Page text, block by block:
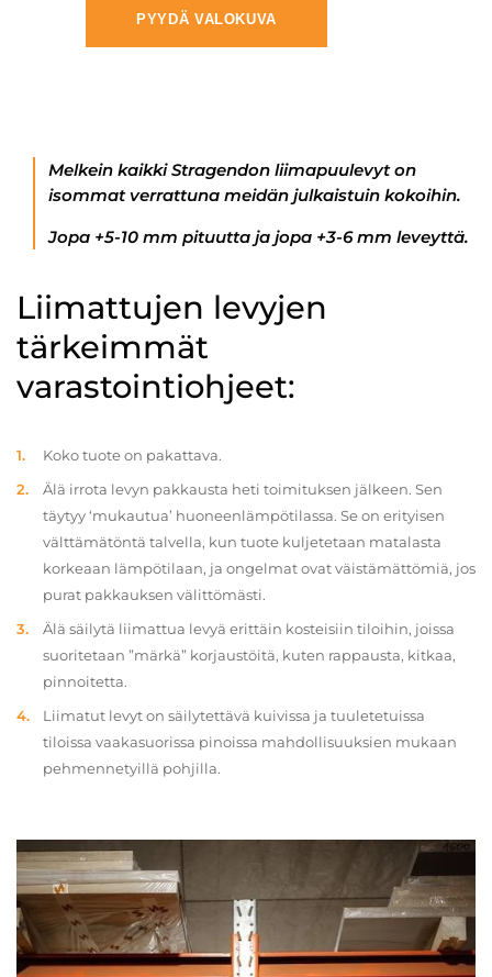
PYYDÄ VALOKUVA
Melkein kaikki Stragendon liimapuulevyt on
isommat verrattuna meidän julkaistuin kokoihin.
Jopa +5-10 mm pituutta ja jopa +3-6 mm leveyttä.
Liimattujen levyjen
tärkeimmät
varastointiohjeet:
Koko tuote on pakattava.
Älä irrota levyn pakkausta heti toimituksen jälkeen. Sen
täytyy ‘mukautua’ huoneenlämpötilassa. Se on erityisen
välttämätöntä talvella, kun tuote kuljetetaan matalasta
korkeaan lämpötilaan, ja ongelmat ovat väistämättömiä, jos
purat pakkauksen välittömästi.
Älä säilytä liimattua levyä erittäin kosteisiin tiloihin, joissa
suoritetaan ”märkä” korjaustöitä, kuten rappausta, kitkaa,
pinnoitetta.
Liimatut levyt on säilytettävä kuivissa ja tuuletetuissa
tiloissa vaakasuorissa pinoissa mahdollisuuksien mukaan
pehmennetyillä pohjilla.